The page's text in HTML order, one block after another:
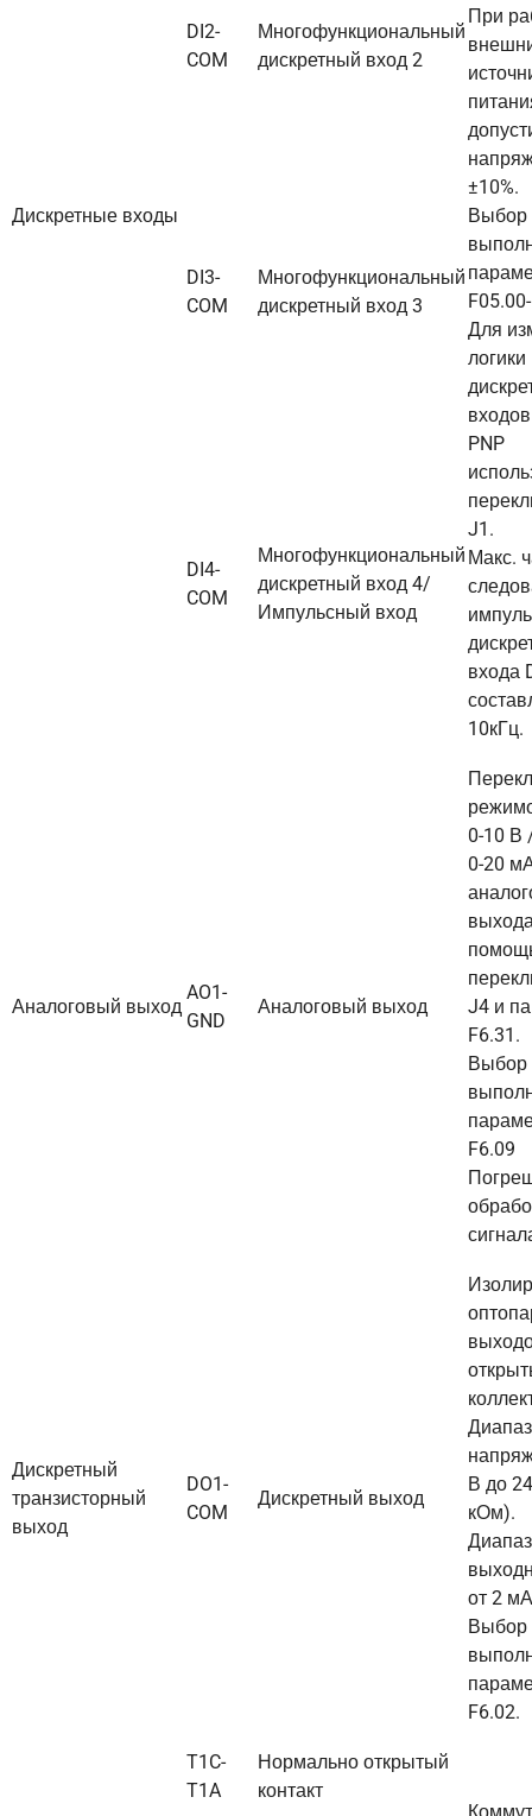
Дискретные входы
При
±10%.
Выбор
Для
логики
PNP
J1.
Макс.
входа
10кГц.
DI2-
COM
Многофункциональный
дискретный вход 2
DI3-
COM
Многофункциональный
дискретный вход 3
DI4-
COM
Многофункциональный
дискретный вход 4/
Импульсный вход
Аналоговый выход
AO1-
GND
Аналоговый выход
0-10 В
0-20
J4 и
F6.31.
Выбор
F6.09
Дискретный
транзисторный
выход
DO1-
COM
Дискретный выход
В до
кОм).
от 2
Выбор
F6.02.
T1C-
T1A
Нормально открытый
контакт